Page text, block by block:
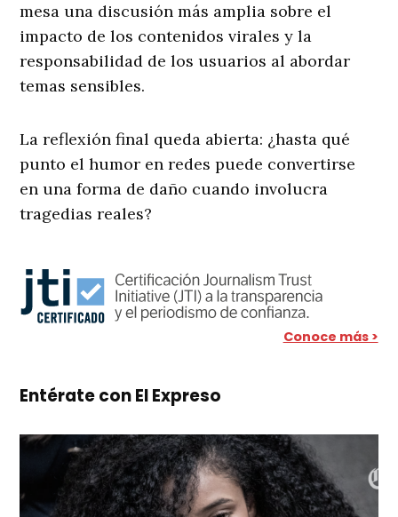
mesa una discusión más amplia sobre el
impacto de los contenidos virales y la
responsabilidad de los usuarios al abordar
temas sensibles.
La reflexión final queda abierta: ¿hasta qué
punto el humor en redes puede convertirse
en una forma de daño cuando involucra
tragedias reales?
Conoce más >
Entérate con El Expreso